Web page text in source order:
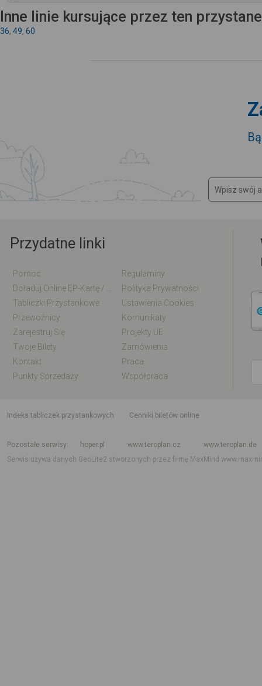
Inne linie kursujące przez ten
36, 49, 60
Przydatne linki
Pomoc
Regulaminy
Polityka Prywatności
Tabliczki Przystankowe
Ustawienia Cookies
Przewoźnicy
Komunikaty
Zarejestruj Się
Projekty UE
Twoje Bilety
Zamówienia
Kontakt
Praca
Punkty Sprzedaży
Współpraca
indeks tabliczek przystankowych
Cenniki biletów online
Pozostałe serwisy
hoper.pl www.teroplan.cz
www.teroplan.de
Serwis używa danych GeoLite2 stworzonych przez firmę MaxMind